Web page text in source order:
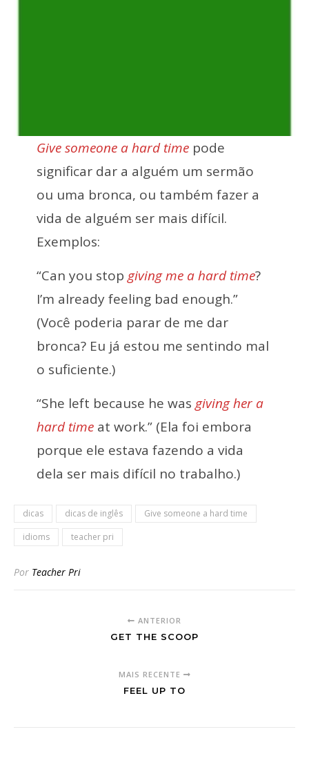
Give someone a hard time pode
significar dar a alguém um sermão
ou uma bronca, ou também fazer a
vida de alguém ser mais difícil.
Exemplos:
“Can you stop giving me a hard time?
I’m already feeling bad enough.”
(Você poderia parar de me dar
bronca? Eu já estou me sentindo mal
o suficiente.)
“She left because he was giving her a
hard timeat work.” (Ela foi embora
porque ele estava fazendo a vida
dela ser mais difícil no trabalho.)
dicas dicas de inglês
Give someone a hard time
idioms
teacher pri
Por Teacher Pri
ANTERIOR
GET THE SCOOP
MAIS RECENTE
FEEL UP TO